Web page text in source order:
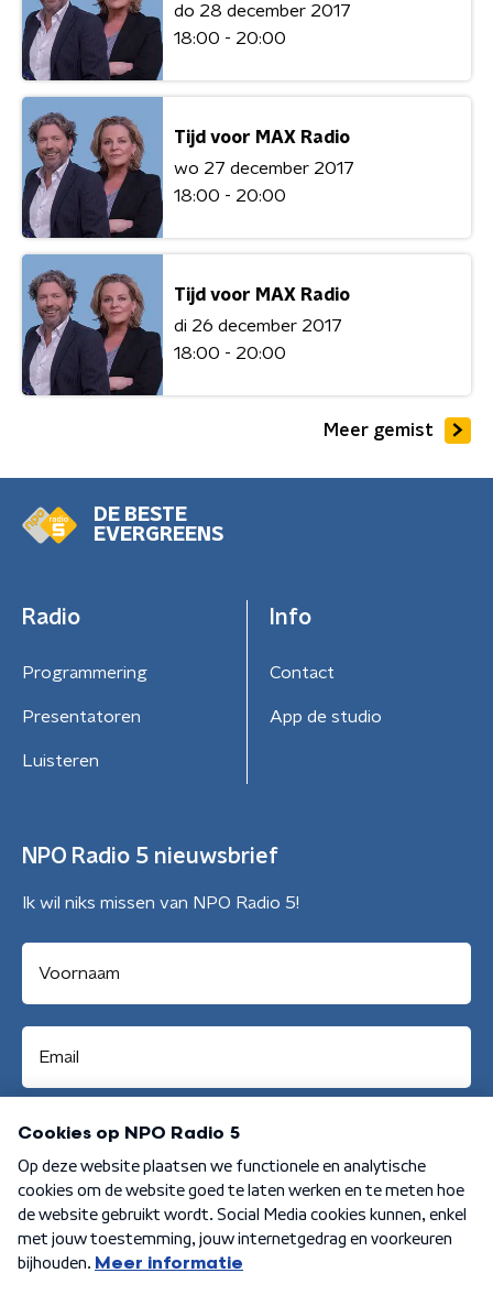
do 28 december 2017
18:00 - 20:00
Tijd voor MAX Radio
wo 27 december 2017
18:00 - 20:00
Tijd voor MAX Radio
di 26 december 2017
18:00 - 20:00
Meer gemist
DE BESTE
EVERGREENS
Radio
Programmering
Presentatoren
Luisteren
Info
Contact
App de studio
NPO Radio 5 nieuwsbrief
Ik wil niks missen van NPO Radio 5!
Aanmelden
Algemene voorwaarden